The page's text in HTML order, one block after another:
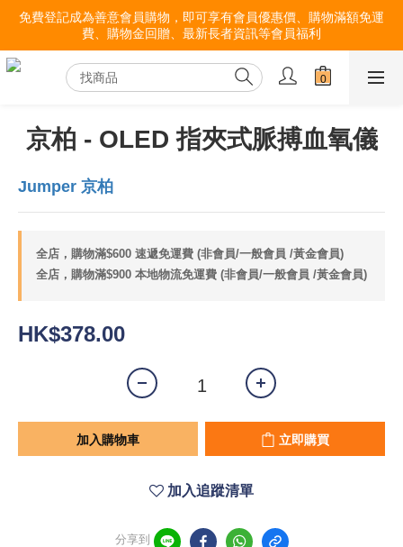
免費登記成為善意會員購物，即可享有會員優惠價、購物滿額免運
費、購物金回贈、最新長者資訊等會員福利
京柏 - OLED 指夾式脈搏血氧儀
Jumper 京柏
全店，購物滿$600 速遞免運費 (非會員/一般會員 /黃金會員)
全店，購物滿$900 本地物流免運費 (非會員/一般會員 /黃金會員)
HK$378.00
加入購物車 立即購買
加入追蹤清單
分享到